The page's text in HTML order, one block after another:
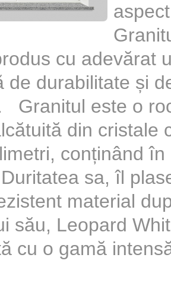
cu adevărat
de durabilitate și
Granitul este o
din cristale
conținând
sa, îl
material
său, Leopard
cu o gamă